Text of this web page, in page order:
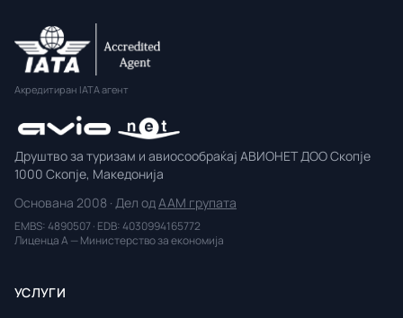
Акредитиран IATA агент
Друштво за туризам и авиосообраќај АВИОНЕТ ДОО Скопје
1000 Скопје, Македонија
Основана 2008 · Дел одAAM групата
EMBS: 4890507 · EDB: 4030994165772
Лиценца А — Министерство за економија
УСЛУГИ